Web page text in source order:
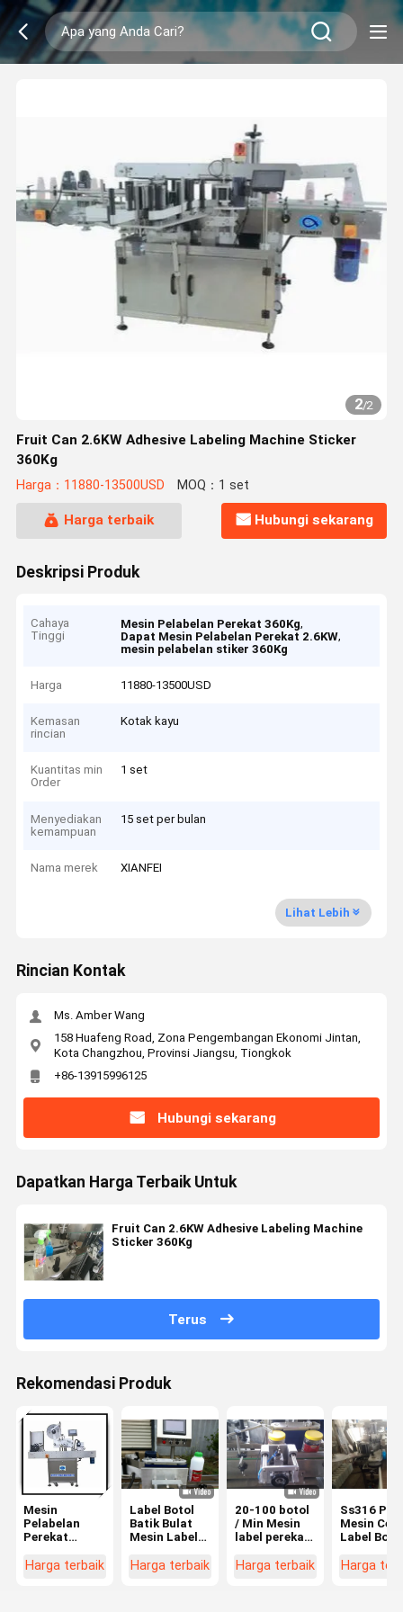
2/2
Fruit Can 2.6KW Adhesive Labeling Machine Sticker
360Kg
Harga：11880-13500USD MOQ：1 set
Harga terbaik Hubungi sekarang
Deskripsi Produk
Cahaya
Tinggi
Mesin Pelabelan Perekat 360Kg,
Dapat Mesin Pelabelan Perekat 2.6KW,
mesin pelabelan stiker 360Kg
Harga 11880-13500USD
Kemasan
rincian
Kotak kayu
Kuantitas min
Order
1 set
Menyediakan
kemampuan
15 set per bulan
Nama merek XIANFEI
Lihat Lebih
Rincian Kontak
Ms. Amber Wang
158 Huafeng Road, Zona Pengembangan Ekonomi Jintan,
Kota Changzhou, Provinsi Jiangsu, Tiongkok
+86-13915996125
Hubungi sekarang
Dapatkan Harga Terbaik Untuk
Fruit Can 2.6KW Adhesive Labeling Machine
Sticker 360Kg
Terus
Rekomendasi Produk
Mesin
Pelabelan
Perekat
Botol Bulat
Harga terbaik
Label Botol
Batik Bulat
Mesin Label
Otomatis 1
Harga terbaik
20-100 botol
/ Min Mesin
label perekat
1300 mm
Harga terbaik
Ss316 Pet
Mesin
Label
2.6kw
Harga